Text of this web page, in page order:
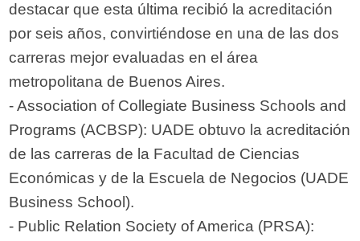
destacar que esta última recibió la acreditación
por seis años, convirtiéndose en una de las dos
carreras mejor evaluadas en el área
metropolitana de Buenos Aires.
- Association of Collegiate Business Schools and
Programs (ACBSP): UADE obtuvo la acreditación
de las carreras de la Facultad de Ciencias
Económicas y de la Escuela de Negocios (UADE
Business School).
- Public Relation Society of America (PRSA):